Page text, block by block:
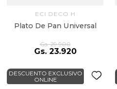
ECI DECO H
Plato De Pan Universal
Gs. 29.900
Gs. 23.920
DESCUENTO EXCLUSIVO
ONLINE